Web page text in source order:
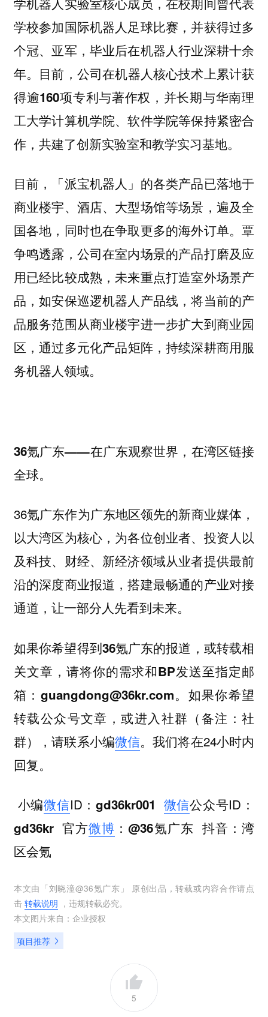
学校参加国际机器人足球比赛，并获得过多
个冠、亚军，毕业后在机器人行业深耕十余
年。目前， 公司在机器人核心技术上累计获
得逾160项专利与著作权， 并长期与华南理
工大学计算机学院、软件学院等保持紧密合
作，共建了创新实验室和教学实习基地。
目前，「派宝机器人」的各类产品已落地于
商业楼宇、酒店、大型场馆等场景，遍及全
国各地，同时也在争取更多的海外订单。覃
争鸣透露，公司在室内场景的产品打磨及应
用已经比较成熟，未来重点打造室外场景产
品，如安保巡逻机器人产品线，将当前的产
品服务范围从商业楼宇进一步扩大到商业园
区 ，通过多元化产品矩阵，持续深耕商用服
务机器人领域。
36氪广东——在广东观察世界，在湾区链接
全球。
36氪广东作为广东地区领先的新商业媒体，
以大湾区为核心，为各位创业者、投资人以
及科技、财经、新经济领域从业者提供最前
沿的深度商业报道，搭建最畅通的产业对接
通道，让一部分人先看到未来。
如果你希望得到36氪广东的报道 ，或转载相
关文章 ，请将你的需求和BP发送至指定邮
箱：guangdong@36kr.com。如果你希望
转载公众号文章 ，或进入社群（备注：社
群）
，请联系小编微信。我们将在24小时内
回复。
小编微信ID ：gd36kr001 微信公众号ID ：
gd36kr 官方微博 ：@36氪广东 抖音 ：湾
区会氪
本文由「刘晓潼@36氪广东 」 原创出品，转载或内容合作请点
击 转载说明 ，违规转载必究。
本文图片来自： 企业授权
项目推荐
5